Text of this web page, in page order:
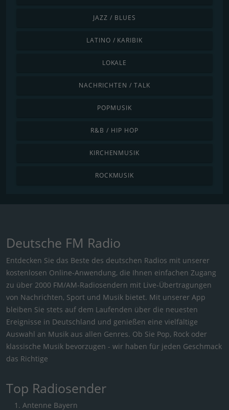
JAZZ / BLUES
LATINO / KARIBIK
LOKALE
NACHRICHTEN / TALK
POPMUSIK
R&B / HIP HOP
KIRCHENMUSIK
ROCKMUSIK
Deutsche FM Radio
Entdecken Sie das Beste des deutschen Radios mit unserer
kostenlosen Online-Anwendung, die Ihnen einfachen Zugang
zu über 2000 FM/AM-Radiosendern mit Live-Übertragungen
von Nachrichten, Sport und Musik bietet. Mit unserer App
bleiben Sie stets auf dem Laufenden über die neuesten
Ereignisse in Deutschland und genießen eine vielfältige
Auswahl an Musik aus allen Genres. Ob Sie Pop, Rock oder
klassische Musik bevorzugen - wir haben für jeden Geschmack
das Richtige
Top Radiosender
Antenne Bayern